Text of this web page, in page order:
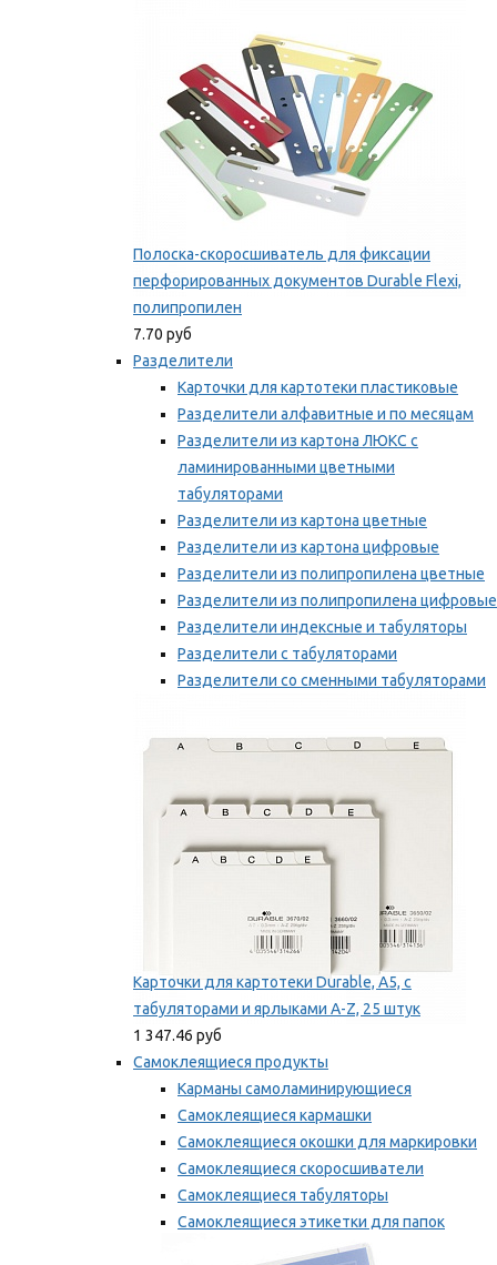
Полоска-скоросшиватель для фиксации
перфорированных документов Durable Flexi,
полипропилен
7.70 руб
Разделители
Карточки для картотеки пластиковые
Разделители алфавитные и по месяцам
Разделители из картона ЛЮКС с
ламинированными цветными
табуляторами
Разделители из картона цветные
Разделители из картона цифровые
Разделители из полипропилена цветные
Разделители из полипропилена цифровые
Разделители индексные и табуляторы
Разделители с табуляторами
Разделители со сменными табуляторами
Карточки для картотеки Durable, A5, с
табуляторами и ярлыками A-Z, 25 штук
1 347.46 руб
Самоклеящиеся продукты
Карманы самоламинирующиеся
Самоклеящиеся кармашки
Самоклеящиеся окошки для маркировки
Самоклеящиеся скоросшиватели
Самоклеящиеся табуляторы
Самоклеящиеся этикетки для папок
Таблички для маркировки